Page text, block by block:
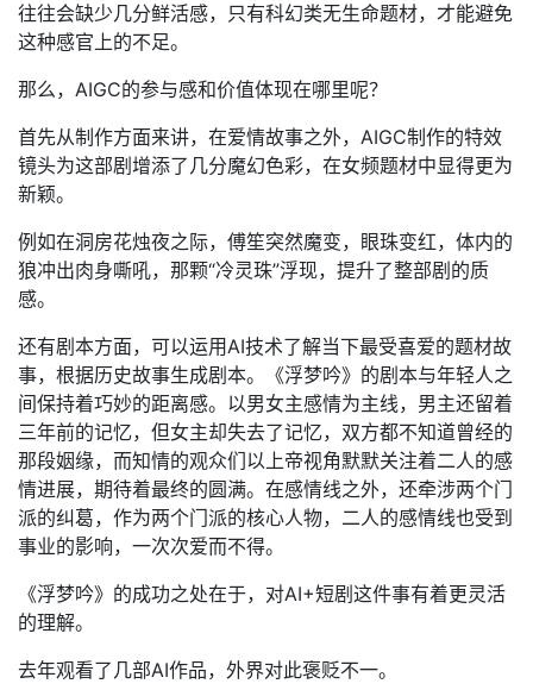
往往会缺少几分鲜活感，只有科幻类无生命题材，才能避免
这种感官上的不足。
那么，AIGC的参与感和价值体现在哪里呢？
首先从制作方面来讲，在爱情故事之外，AIGC制作的特效
镜头为这部剧增添了几分魔幻色彩，在女频题材中显得更为
新颖。
例如在洞房花烛夜之际，傅笙突然魔变，眼珠变红，体内的
狼冲出肉身嘶吼，那颗“冷灵珠”浮现，提升了整部剧的质
感。
还有剧本方面，可以运用AI技术了解当下最受喜爱的题材故
事，根据历史故事生成剧本。《浮梦吟》的剧本与年轻人之
间保持着巧妙的距离感。以男女主感情为主线，男主还留着
三年前的记忆，但女主却失去了记忆，双方都不知道曾经的
那段姻缘，而知情的观众们以上帝视角默默关注着二人的感
情进展，期待着最终的圆满。在感情线之外，还牵涉两个门
派的纠葛，作为两个门派的核心人物，二人的感情线也受到
事业的影响，一次次爱而不得。
《浮梦吟》的成功之处在于，对AI+短剧这件事有着更灵活
的理解。
去年观看了几部AI作品，外界对此褒贬不一。